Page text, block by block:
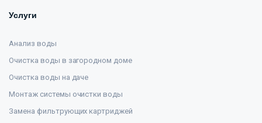
Услуги
Анализ воды
Очистка воды в загородном доме
Очистка воды на даче
Монтаж системы очистки воды
Замена фильтрующих картриджей